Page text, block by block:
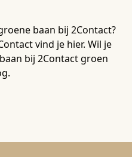
baan bij 2Contact?
vind je hier. Wil je
bij 2Contact groen